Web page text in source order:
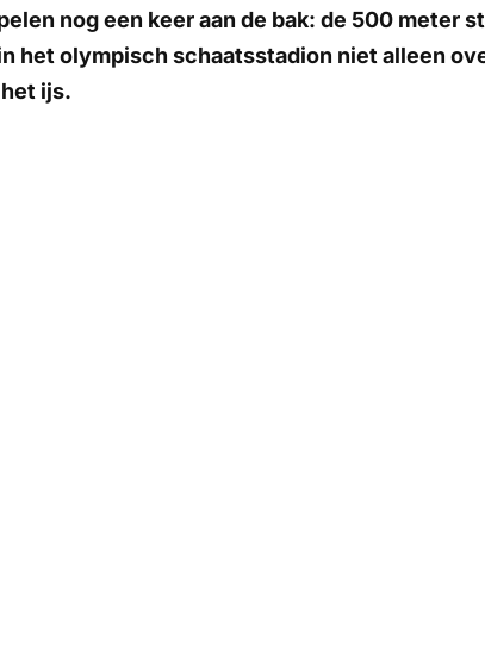
nog een keer aan de bak: de 500 meter
het olympisch schaatsstadion niet alleen
ijs.